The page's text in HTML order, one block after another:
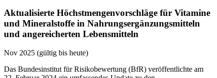
Aktualisierte Höchstmengenvorschläge für Vitamine
und Mineralstoffe in Nahrungsergänzungsmitteln
und angereicherten Lebensmitteln
Nov 2025 (gültig bis heute)
Das Bundesinstitut für Risikobewertung (BfR) veröffentlichte am